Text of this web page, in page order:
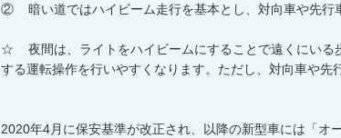
② 暗い道ではハイビーム走行を基本とし、対向車や先行
☆ 夜間は、ライトをハイビームにすることで遠くにいる
する運転操作を行いやすくなります。ただし、対向車や先
2020年4月に保安基準が改正され、以降の新型車には「オ